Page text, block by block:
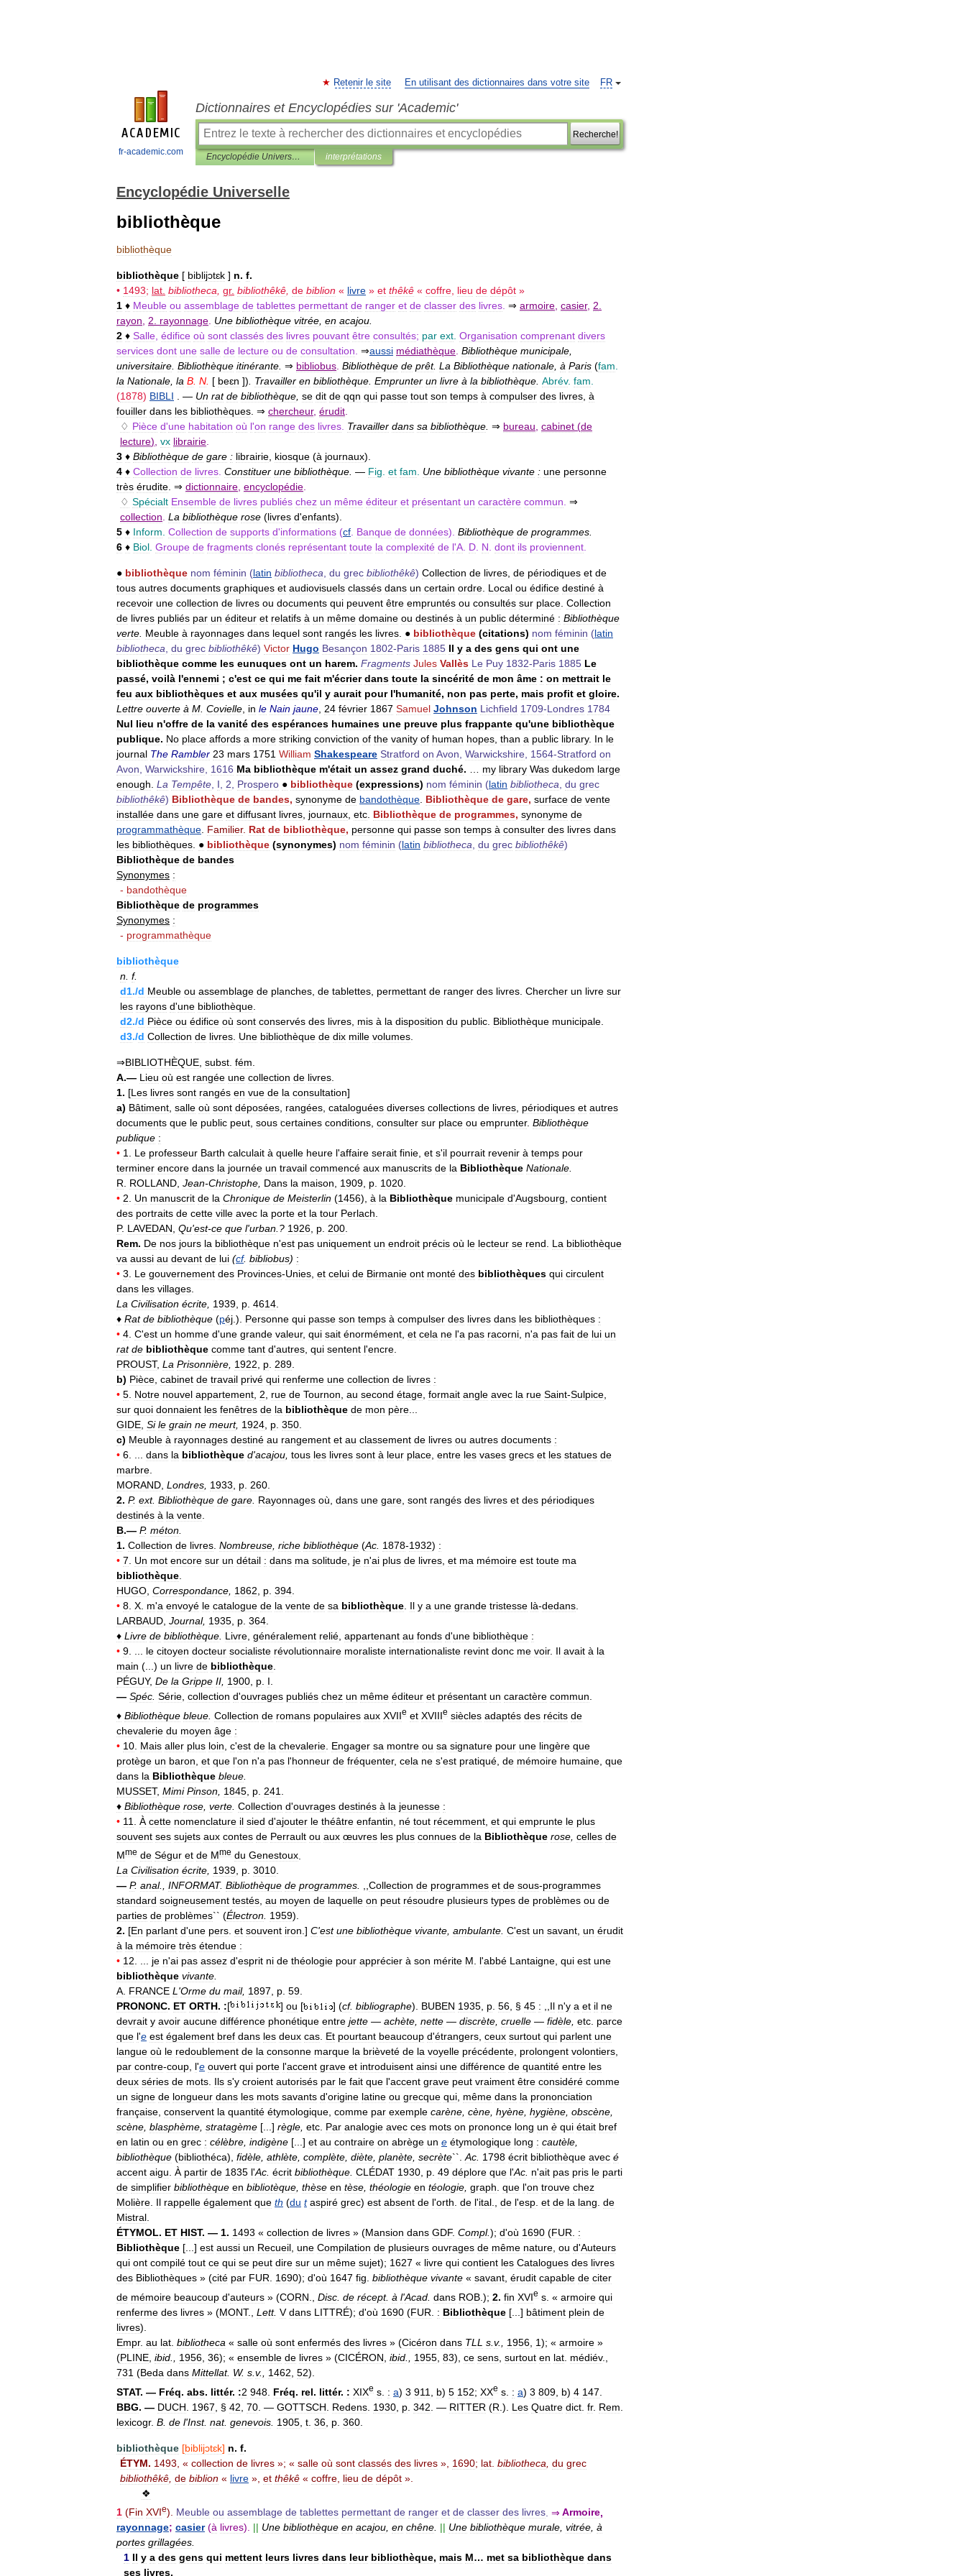
fr-academic.com
FR
Retenir le site En utilisant des dictionnaires dans votre site
Dictionnaires et Encyclopédies sur 'Academic'
Recherche!
Encyclopédie Universelle interprétations
Encyclopédie Universelle
bibliothèque
bibliothèque
bibliothèque [ biblijɔtɛk ] n. f.
• 1493; lat bibliotheca gr. bibliothêkê de biblion « livre » et thêkê « coffre lieu de dépôt »
1 ♦ Meuble ou assemblage de tablettes permettant de ranger et de classer des livres ⇒ armoire casier, 2
rayon
2 rayonnage Une bibliothèque vitrée en acajou
2 ♦ Salle édifice où sont classés des livres pouvant être consultés; par ext Organisation comprenant divers
services dont une salle de lecture ou de consultation ⇒aussi médiathèque Bibliothèque municipale
universitaire Bibliothèque itinérante ⇒ bibliobus Bibliothèque de prêt. La Bibliothèque nationale à Paris (fam
la Nationale la B N [ beɛn ]) Travailler en bibliothèque Emprunter un livre à la bibliothèque Abrév. fam
(1878) BIBLI . — Un rat de bibliothèque se dit de qqn qui passe tout son temps à compulser des livres à
fouiller dans les bibliothèques . ⇒ chercheur, érudit
♢ Pièce d'une habitation où l'on range des livres Travailler dans sa bibliothèque ⇒ bureau cabinet (de
lecture) vx librairie
3 ♦ Bibliothèque de gare : librairie kiosque (à journaux).
4 ♦ Collection de livres Constituer une bibliothèque — Fig et fam Une bibliothèque vivante : une personne
très érudite . ⇒ dictionnaire encyclopédie
♢ Spécialt Ensemble de livres publiés chez un même éditeur et présentant un caractère commun ⇒
collection La bibliothèque rose (livres d'enfants).
5 ♦ Inform Collection de supports d'informations (cf Banque de données). Bibliothèque de programmes
6 ♦ Biol Groupe de fragments clonés représentant toute la complexité de l'A D N dont ils proviennent
● bibliothèque nom féminin (latin bibliotheca du grec bibliothêkê) Collection de livres de périodiques et de
tous autres documents graphiques et audiovisuels classés dans un certain ordre Local ou édifice destiné à
recevoir une collection de livres ou documents qui peuvent être empruntés ou consultés sur place Collection
de livres publiés par un éditeur et relatifs à un même domaine ou destinés à un public déterminé : Bibliothèque
verte Meuble à rayonnages dans lequel sont rangés les livres ● bibliothèque (citations) nom féminin (latin
bibliotheca du grec bibliothêkê) Victor Hugo Besançon 1802-Paris 1885 Il y a des gens qui ont une
bibliothèque comme les eunuques ont un harem. Fragments Jules Vallès Le Puy 1832-Paris 1885 Le
passé, voilà l'ennemi ; c'est ce qui me fait m'écrier dans toute la sincérité de mon âme : on mettrait le
feu aux bibliothèques et aux musées qu'il y aurait pour l'humanité, non pas perte, mais profit et gloire.
Lettre ouverte à M Covielle in le Nain jaune 24 février 1867 Samuel Johnson Lichfield 1709-Londres 1784
Nul lieu n'offre de la vanité des espérances humaines une preuve plus frappante qu'une bibliothèque
publique. No place affords a more striking conviction of the vanity of human hopes than a public library. In le
journal The Rambler 23 mars 1751 William Shakespeare Stratford on Avon Warwickshire 1564-Stratford on
Avon Warwickshire 1616 Ma bibliothèque m'était un assez grand duché. my library Was dukedom large
enough La Tempête I 2 Prospero ● bibliothèque (expressions) nom féminin (latin bibliotheca du grec
bibliothêkê) Bibliothèque de bandes, synonyme de bandothèque Bibliothèque de gare, surface de vente
installée dans une gare et diffusant livres journaux etc Bibliothèque de programmes, synonyme de
programmathèque Familier. Rat de bibliothèque, personne qui passe son temps à consulter des livres dans
les bibliothèques ● bibliothèque (synonymes) nom féminin (latin bibliotheca du grec bibliothêkê)
Bibliothèque de bandes
Synonymes :
- bandothèque
Bibliothèque de programmes
Synonymes :
- programmathèque
bibliothèque
n f.
d1./d Meuble ou assemblage de planches de tablettes permettant de ranger des livres Chercher un livre sur
les rayons d'une bibliothèque
d2./d Pièce ou édifice où sont conservés des livres mis à la disposition du public Bibliothèque municipale
d3./d Collection de livres Une bibliothèque de dix mille volumes
⇒BIBLIOTHÈQUE subst fém
A.— Lieu où est rangée une collection de livres
1. [Les livres sont rangés en vue de la consultation]
a) Bâtiment salle où sont déposées rangées cataloguées diverses collections de livres périodiques et autres
documents que le public peut sous certaines conditions consulter sur place ou emprunter. Bibliothèque
publique :
• 1 Le professeur Barth calculait à quelle heure l'affaire serait finie et s'il pourrait revenir à temps pour
terminer encore dans la journée un travail commencé aux manuscrits de la Bibliothèque Nationale
R
ROLLAND Jean-Christophe Dans la maison 1909 p 1020
• 2 Un manuscrit de la Chronique de Meisterlin (1456), à la Bibliothèque municipale d'Augsbourg contient
des portraits de cette ville avec la porte et la tour Perlach
P. LAVEDAN Qu'est-ce que l'urban .? 1926 p 200
Rem. De nos jours la bibliothèque n'est pas uniquement un endroit précis où le lecteur se rend La bibliothèque
va aussi au devant de lui (cf. bibliobus) :
• 3 Le gouvernement des Provinces-Unies et celui de Birmanie ont monté des bibliothèques qui circulent
dans les villages
La Civilisation écrite 1939 p 4614
♦ Rat de bibliothèque (péj .). Personne qui passe son temps à compulser des livres dans les bibliothèques :
• 4 C'est un homme d'une grande valeur, qui sait énormément et cela ne l'a pas racorni n'a pas fait de lui un
rat de bibliothèque comme tant d'autres qui sentent l'encre
PROUST, La Prisonnière 1922 p 289
b) Pièce cabinet de travail privé qui renferme une collection de livres :
• 5 Notre nouvel appartement 2 rue de Tournon au second étage formait angle avec la rue Saint-Sulpice
sur quoi donnaient les fenêtres de la bibliothèque de mon père
GIDE Si le grain ne meurt, 1924 p 350
c) Meuble à rayonnages destiné au rangement et au classement de livres ou autres documents :
• 6 dans la bibliothèque d'acajou tous les livres sont à leur place entre les vases grecs et les statues de
marbre
MORAND Londres 1933 p 260
2. P. ext. Bibliothèque de gare Rayonnages où dans une gare sont rangés des livres et des périodiques
destinés à la vente
B.— P. méton
1. Collection de livres Nombreuse riche bibliothèque (Ac 1878-1932) :
• 7 Un mot encore sur un détail : dans ma solitude je n'ai plus de livres et ma mémoire est toute ma
bibliothèque
HUGO Correspondance 1862 p 394
• 8 X m'a envoyé le catalogue de la vente de sa bibliothèque Il y a une grande tristesse là-dedans
LARBAUD Journal, 1935 p 364
♦ Livre de bibliothèque Livre généralement relié appartenant au fonds d'une bibliothèque :
• 9 le citoyen docteur socialiste révolutionnaire moraliste internationaliste revint donc me voir. Il avait à la
main (...) un livre de bibliothèque
PÉGUY, De la Grippe II 1900 p I
— Spéc Série collection d'ouvrages publiés chez un même éditeur et présentant un caractère commun
♦ Bibliothèque bleue Collection de romans populaires aux XVIIe et XVIIIe siècles adaptés des récits de
chevalerie du moyen âge :
• 10 Mais aller plus loin c'est de la chevalerie Engager sa montre ou sa signature pour une lingère que
protège un baron et que l'on n'a pas l'honneur de fréquenter, cela ne s'est pratiqué de mémoire humaine que
dans la Bibliothèque bleue
MUSSET, Mimi Pinson 1845 p 241
♦ Bibliothèque rose verte Collection d'ouvrages destinés à la jeunesse :
• 11 À cette nomenclature il sied d'ajouter le théâtre enfantin né tout récemment et qui emprunte le plus
souvent ses sujets aux contes de Perrault ou aux œuvres les plus connues de la Bibliothèque rose celles de
Mme de Ségur et de Mme du Genestoux
La Civilisation écrite, 1939, p. 3010.
— P. anal., INFORMAT. Bibliothèque de programmes. ,,Collection de programmes et de sous-programmes
standard soigneusement testés, au moyen de laquelle on peut résoudre plusieurs types de problèmes ou de
parties de problèmes`` (Électron. 1959).
2. [En parlant d'une pers. et souvent iron.] C'est une bibliothèque vivante, ambulante. C'est un savant, un érudit
à la mémoire très étendue :
• 12. ... je n'ai pas assez d'esprit ni de théologie pour apprécier à son mérite M. l'abbé Lantaigne, qui est une
bibliothèque vivante.
A. FRANCE L'Orme du mail, 1897, p. 59.
PRONONC. ET ORTH. :[ ] ou [ ] (cf. bibliographe). BUBEN 1935, p. 56, § 45 : ,,Il n'y a et il ne
devrait y avoir aucune différence phonétique entre jette — achète, nette — discrète, cruelle — fidèle, etc. parce
que l'e est également bref dans les deux cas. Et pourtant beaucoup d'étrangers, ceux surtout qui parlent une
langue où le redoublement de la consonne marque la brièveté de la voyelle précédente, prolongent volontiers,
par contre-coup, l'e ouvert qui porte l'accent grave et introduisent ainsi une différence de quantité entre les
deux séries de mots. Ils s'y croient autorisés par le fait que l'accent grave peut vraiment être considéré comme
un signe de longueur dans les mots savants d'origine latine ou grecque qui, même dans la prononciation
française, conservent la quantité étymologique, comme par exemple carène, cène, hyène, hygiène, obscène,
scène, blasphème, stratagème [...] règle, etc. Par analogie avec ces mots on prononce long un è qui était bref
en latin ou en grec : célèbre, indigène [...] et au contraire on abrège un e étymologique long : cautèle,
bibliothèque (bibliothéca), fidèle, athlète, complète, diète, planète, secrète``.Ac. 1798 écrit bibliothèque avec é
accent aigu. À partir de 1835 l'Ac. écrit bibliothèque. CLÉDAT 1930, p. 49 déplore que l'Ac. n'ait pas pris le parti
de simplifier bibliothèque en bibliotèque, thèse en tèse, théologie en téologie, graph. que l'on trouve chez
Molière. Il rappelle également que th (du t aspiré grec) est absent de l'orth. de l'ital., de l'esp. et de la lang. de
Mistral.
ÉTYMOL. ET HIST. — 1. 1493 « collection de livres » (Mansion dans GDF. Compl.); d'où 1690 (FUR. :
Bibliothèque [...] est aussi un Recueil, une Compilation de plusieurs ouvrages de même nature, ou d'Auteurs
qui ont compilé tout ce qui se peut dire sur un même sujet); 1627 « livre qui contient les Catalogues des livres
des Bibliothèques » (cité par FUR. 1690); d'où 1647 fig. bibliothèque vivante « savant, érudit capable de citer
de mémoire beaucoup d'auteurs » (CORN Disc de récept. à l'Acad dans ROB .); 2. fin XVIe s . « armoire qui
renferme des livres » (MONT., Lett. V dans LITTRÉ); d'où 1690 (FUR : Bibliothèque [...] bâtiment plein de
livres).
Empr. au lat bibliotheca « salle où sont enfermés des livres » (Cicéron dans TLL s v., 1956 1); « armoire »
(PLINE ibid 1956 36); « ensemble de livres » (CICÉRON ibid 1955 83), ce sens surtout en lat médiév.,
731 (Beda dans Mittellat. W. s v., 1462 52).
STAT. — Fréq. abs. littér. :2 948 Fréq. rel. littér. : XIXe s : a) 3 911 b) 5 152; XXe s : a) 3 809 b) 4 147
BBG. — DUCH 1967 , § 42 70 . — GOTTSCH Redens 1930 p 342 . — RITTER (R .). Les Quatre dict fr. Rem
lexicogr. B de l'Inst. nat. genevois 1905 t 36 p 360
bibliothèque [biblijɔtɛk] n. f.
ÉTYM. 1493 , « collection de livres »; « salle où sont classés des livres », 1690; lat bibliotheca du grec
bibliothêkê de biblion « livre », et thêkê « coffre lieu de dépôt ».
❖
1 (Fin XVIe). Meuble ou assemblage de tablettes permettant de ranger et de classer des livres ⇒ Armoire,
rayonnage; casier (à livres). || Une bibliothèque en acajou, en chêne. || Une bibliothèque murale, vitrée, à
portes grillagées.
1 Il y a des gens qui mettent leurs livres dans leur bibliothèque, mais M… met sa bibliothèque dans
ses livres.